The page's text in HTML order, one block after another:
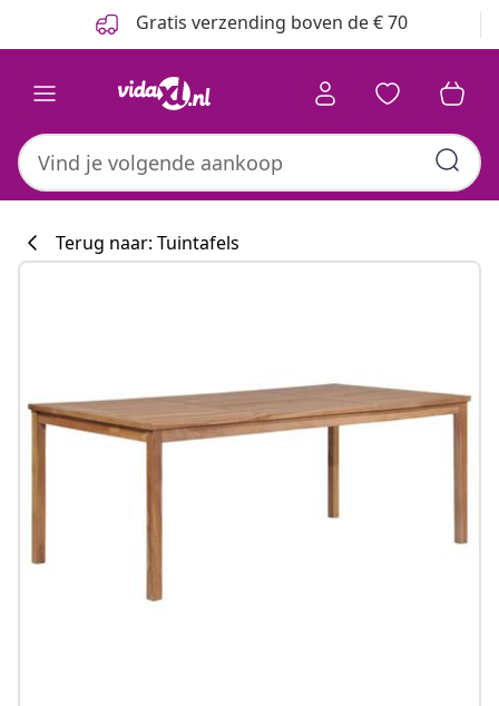
Gratis verzending boven de € 70
Terug naar: Tuintafels